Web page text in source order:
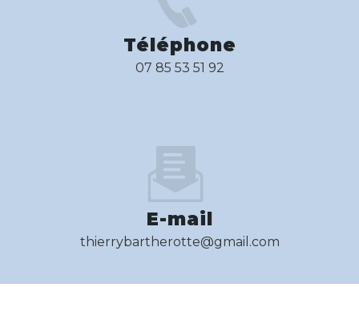
Téléphone
07 85 53 51 92
E-mail
thierrybartherotte@gmail.com